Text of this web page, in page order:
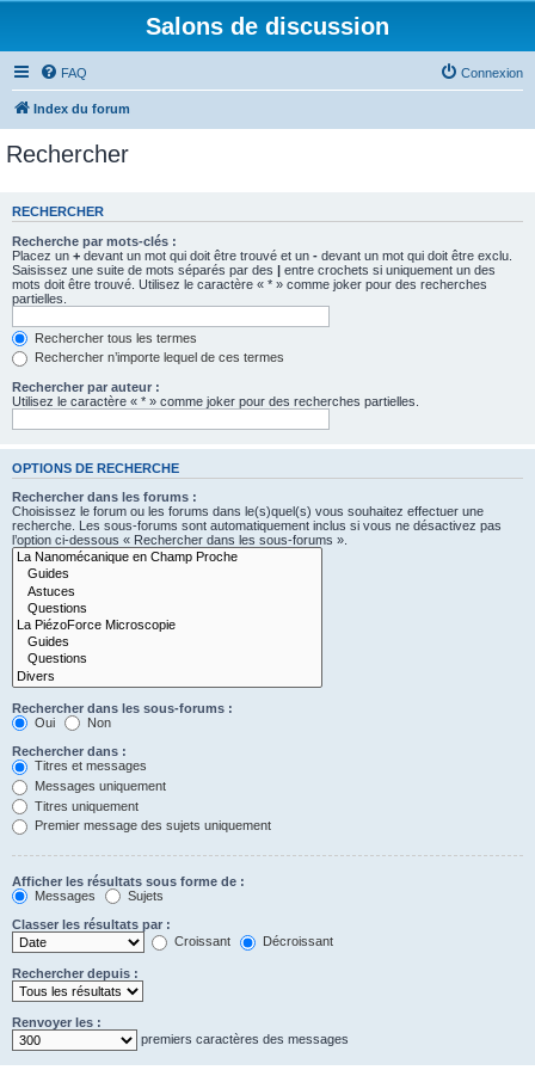
Salons de discussion
FAQ Connexion
Index du forum
Rechercher
RECHERCHER
Recherche par mots-clés :
Placez un + devant un mot qui doit être trouvé et un - devant un mot qui doit être exclu.
Saisissez une suite de mots séparés par des | entre crochets si uniquement un des
mots doit être trouvé. Utilisez le caractère « * » comme joker pour des recherches
partielles.
Rechercher tous les termes
Rechercher n’importe lequel de ces termes
Rechercher par auteur :
Utilisez le caractère « * » comme joker pour des recherches partielles.
OPTIONS DE RECHERCHE
Rechercher dans les forums :
Choisissez le forum ou les forums dans le(s)quel(s) vous souhaitez effectuer une
recherche. Les sous-forums sont automatiquement inclus si vous ne désactivez pas
l’option ci-dessous « Rechercher dans les sous-forums ».
Rechercher dans les sous-forums :
Oui
Non
Rechercher dans :
Titres et messages
Messages uniquement
Titres uniquement
Premier message des sujets uniquement
Afficher les résultats sous forme de :
Messages
Sujets
Classer les résultats par :
Croissant
Décroissant
Rechercher depuis :
Renvoyer les :
premiers caractères des messages